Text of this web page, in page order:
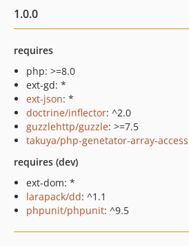
1.0.0
requires
php: >=8.0
ext-gd: *
ext-json: *
doctrine/inflector: ^2.0
guzzlehttp/guzzle: >=7.5
takuya/php-genetator-array-access
requires (dev)
ext-dom: *
larapack/dd: ^1.1
phpunit/phpunit: ^9.5